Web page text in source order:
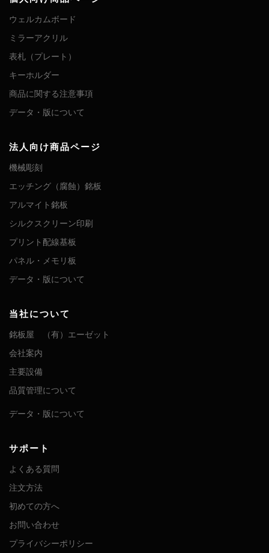
ウェルカムボード
ミラーアクリル
表札（プレート）
キーホルダー
商品に関する注意事項
データ・版について
法人向け商品ページ
機械彫刻
エッチング（腐蝕）銘板
アルマイト銘板
シルクスクリーン印刷
プリント配線基板
パネル・メモリ板
データ・版について
当社について
銘板屋 （有）エーゼット
会社案内
主要設備
品質管理について
データ・版について
サポート
よくある質問
注文方法
初めての方へ
お問い合わせ
プライバシーポリシー